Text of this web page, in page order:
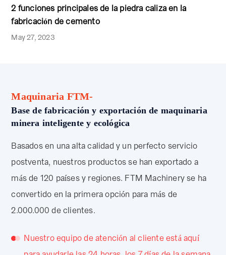
2 funciones principales de la piedra caliza en la
fabricación de cemento
May 27, 2023
Maquinaria FTM-
Base de fabricación y exportación de maquinaria
minera inteligente y ecológica
Basados en una alta calidad y un perfecto servicio
postventa, nuestros productos se han exportado a
más de 120 países y regiones. FTM Machinery se ha
convertido en la primera opción para más de
2.000.000 de clientes.
Nuestro equipo de atención al cliente está aquí